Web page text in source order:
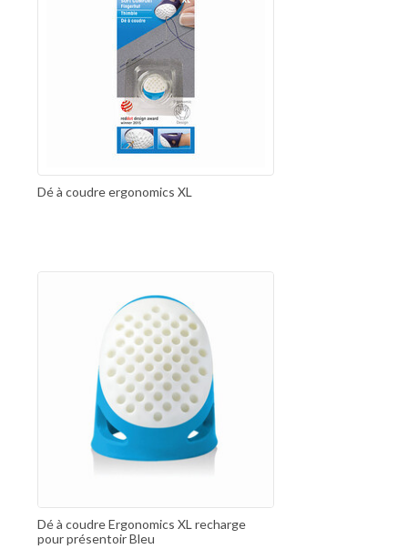
Dé à coudre ergonomics XL
Dé à coudre Ergonomics XL recharge
pour présentoir Bleu